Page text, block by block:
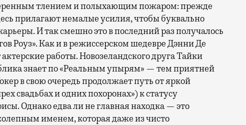
тлением и полыхающим пожаром: прежде
прилагают немалые усилия, чтобы буквально
И так смешно это в последний раз получалось
Роуз». Как и в режиссерском шедевре Дэнни Де
работы. Новозеландского друга Тайки
знает по «Реальным упырям» — тем приятней
в свою очередь продолжает путь от яркой
свадьбах и одних похоронах») к статусу
Однако едва ли не главная находка — это
именем, которая даже из чисто